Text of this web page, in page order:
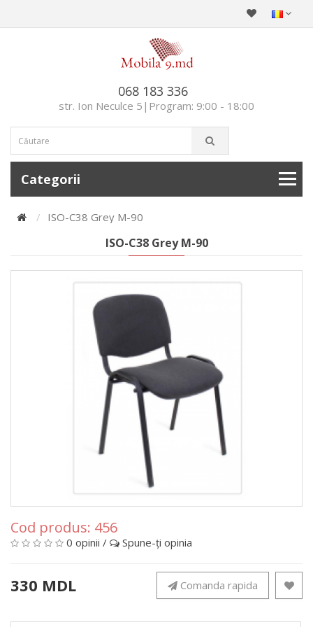
068 183 336
str. Ion Neculce 5|Program: 9:00 - 18:00
Categorii
ISO-C38 Grey M-90
ISO-C38 Grey M-90
Cod produs: 456
0 opinii / Spune-ţi opinia
330 MDL Comanda rapida